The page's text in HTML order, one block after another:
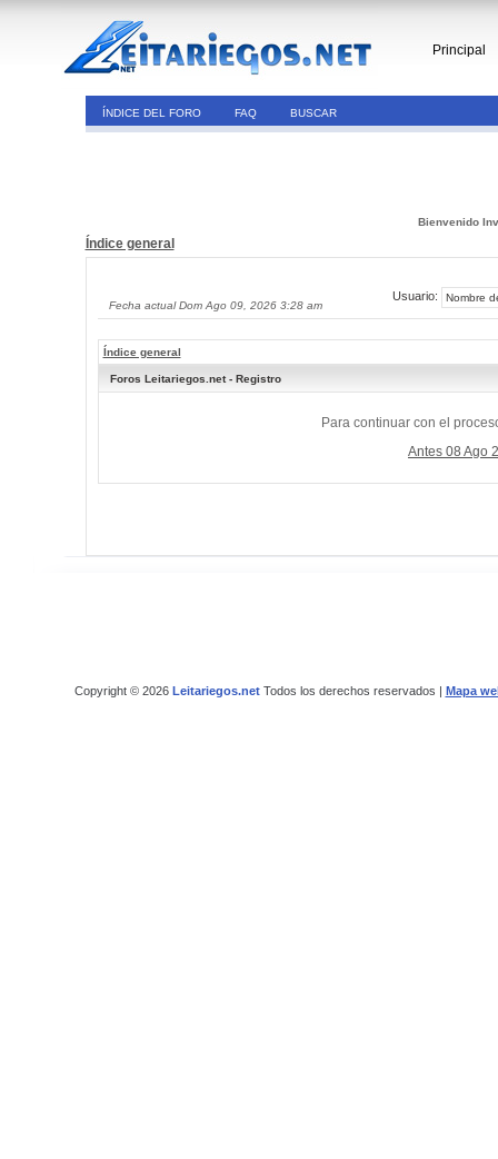
Principal
ÍNDICE DEL FORO FAQ BUSCAR
Bienvenido
Índice general
Fecha actual Dom Ago 09, 2026 3:28 am
Usuario:
Índice general
Foros Leitariegos.net - Registro
Para continuar con el
Antes 08 Ago
Copyright © 2026 Leitariegos.netTodos los derechos reservados | Mapa